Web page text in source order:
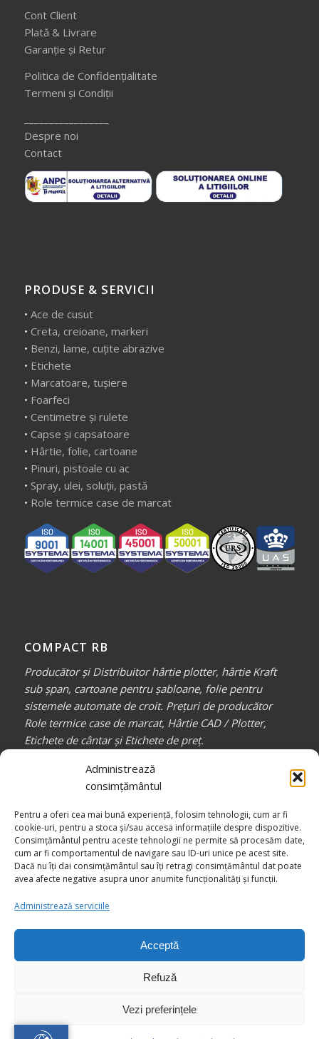
Administrează
consimțământul
Pentru a oferi cea mai bună experiență, folosim tehnologii, cum ar fi
cookie-uri, pentru a stoca și/sau accesa informațiile despre dispozitive.
Consimțământul pentru aceste tehnologii ne permite să procesăm date,
cum ar fi comportamentul de navigare sau ID-uri unice pe acest site.
Dacă nu îți dai consimțământul sau îți retragi consimțământul dat poate
avea afecte negative asupra unor anumite funcționalități și funcții.
Administrează serviciile
Acceptă
Refuză
Vezi preferințele
Cont Client
Plată & Livrare
Garanție și Retur
Politica de Confidențialitate
Termeni și Condiții
Despre noi
Contact
PRODUSE & SERVICII
• Ace de cusut
• Creta, creioane, markeri
• Benzi, lame, cuțite abrazive
• Etichete
• Marcatoare, tușiere
• Foarfeci
• Centimetre și rulete
• Capse și capsatoare
• Hârtie, folie, cartoane
• Pinuri, pistoale cu ac
• Spray, ulei, soluții, pastă
• Role termice case de marcat
COMPACT RB
Producător și Distribuitor hârtie plotter, hârtie Kraft
sub șpan, cartoane pentru șabloane, folie pentru
sistemele automate de croit. Prețuri de producător
Role termice case de marcat, Hârtie CAD / Plotter,
Etichete de cântar și Etichete de preț.
Partener de încredere pentru toți profesioniștii din
industria confecțiilor, auto, mobilă, etc.
_________________
Canale media COMPACT RB